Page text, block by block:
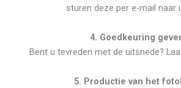
sturen deze per e-mail naar
4. Goedkeuring
Bent u tevreden met de uitsnede?
5. Productie van het